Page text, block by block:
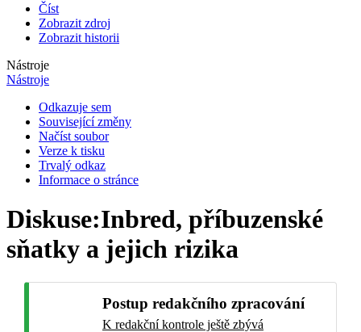
Číst
Zobrazit zdroj
Zobrazit historii
Nástroje
Nástroje
Odkazuje sem
Související změny
Načíst soubor
Verze k tisku
Trvalý odkaz
Informace o stránce
Diskuse:Inbred, příbuzenské
sňatky a jejich rizika
Postup redakčního zpracování
K redakční kontrole ještě zbývá